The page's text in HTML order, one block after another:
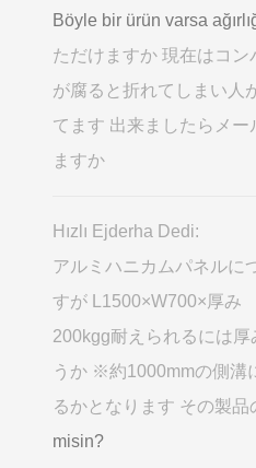
Böyle bir ürün varsa
ただけますか 現在はコ
が腐ると折れてしまい人
てます 出来ましたらメ
ますか
Hızlı Ejderha Dedi:
アルミハニカムパネルに
すが L1500×W700×厚み
200kgg耐えられるには厚
うか ※約1000mmの側溝
るかとなります その製品
misin?